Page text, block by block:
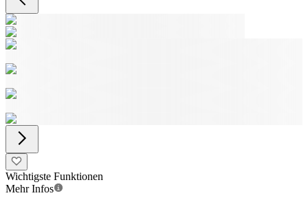
Wichtigste Funktionen
Mehr Infos